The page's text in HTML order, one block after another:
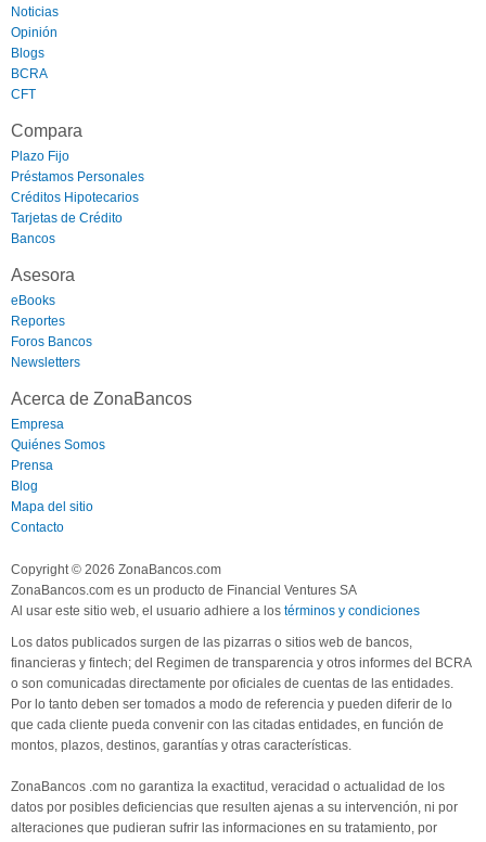
Noticias
Opinión
Blogs
BCRA
CFT
Compara
Plazo Fijo
Préstamos Personales
Créditos Hipotecarios
Tarjetas de Crédito
Bancos
Asesora
eBooks
Reportes
Foros Bancos
Newsletters
Acerca de ZonaBancos
Empresa
Quiénes Somos
Prensa
Blog
Mapa del sitio
Contacto
Copyright © 2026 ZonaBancos.com
ZonaBancos.com es un producto de Financial Ventures SA
Al usar este sitio web, el usuario adhiere a los términos y condiciones
Los datos publicados surgen de las pizarras o sitios web de bancos,
financieras y fintech; del Regimen de transparencia y otros informes del BCRA
o son comunicadas directamente por oficiales de cuentas de las entidades.
Por lo tanto deben ser tomados a modo de referencia y pueden diferir de lo
que cada cliente pueda convenir con las citadas entidades, en función de
montos, plazos, destinos, garantías y otras características.
ZonaBancos .com no garantiza la exactitud, veracidad o actualidad de los
datos por posibles deficiencias que resulten ajenas a su intervención, ni por
alteraciones que pudieran sufrir las informaciones en su tratamiento, por